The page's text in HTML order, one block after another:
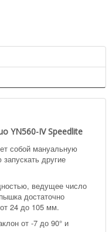
YN560-IV Speedlite
собой мануальную
другие
ведущее число
достаточно
24 до 105 мм.
от -7 до 90° и